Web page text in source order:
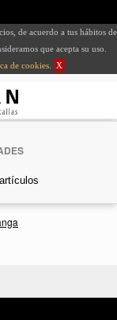
de acuerdo a tus hábitos de
que acepta su uso.
de cookies X